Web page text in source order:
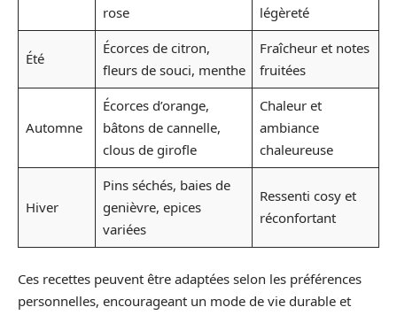
rose légèreté
Été
Écorces de citron,
fleurs de souci, menthe
Fraîcheur et notes
fruitées
Automne
Écorces d’orange,
bâtons de cannelle,
clous de girofle
Chaleur et
ambiance
chaleureuse
Hiver
Pins séchés, baies de
genièvre, epices
variées
Ressenti cosy et
réconfortant
Ces recettes peuvent être adaptées selon les préférences
personnelles, encourageant un mode de vie durable et